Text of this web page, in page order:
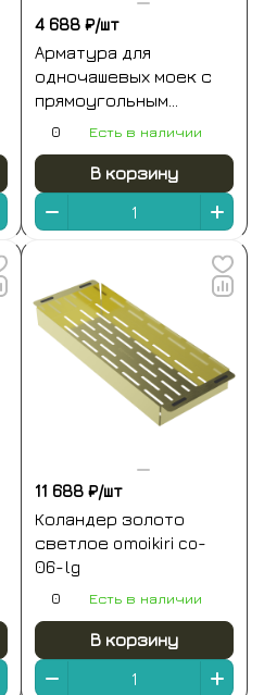
4 688 ₽/шт
Арматура для
одночашевых моек с
прямоугольным
переливом золото
0 Есть в наличии
В корзину
11 688 ₽/шт
Коландер золото
светлое omoikiri co-
06-lg
0 Есть в наличии
В корзину